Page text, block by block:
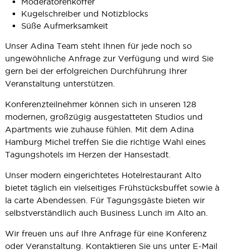
Kugelschreiber und Notizblocks
Süße Aufmerksamkeit
Unser Adina Team steht Ihnen für jede noch so
ungewöhnliche Anfrage zur Verfügung und wird Sie
gern bei der erfolgreichen Durchführung Ihrer
Veranstaltung unterstützen.
Konferenzteilnehmer können sich in unseren 128
modernen, großzügig ausgestatteten Studios und
Apartments wie zuhause fühlen. Mit dem Adina
Hamburg Michel treffen Sie die richtige Wahl eines
Tagungshotels im Herzen der Hansestadt.
Unser modern eingerichtetes Hotelrestaurant Alto
bietet täglich ein vielseitiges Frühstücksbuffet sowie à
la carte Abendessen. Für Tagungsgäste bieten wir
selbstverständlich auch Business Lunch im Alto an.
Wir freuen uns auf Ihre Anfrage für eine Konferenz
oder Veranstaltung. Kontaktieren Sie uns unter E-Mail